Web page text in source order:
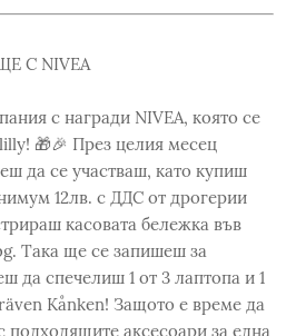
С NIVEA
с награди NIVEA, която се
🎁️🎉 През целия месец
да се участваш, като купиш
12лв. с ДДС от дрогерии
касовата бележка във
Така ще се запишеш за
да спечелиш 1 от 3 лаптопа и 1
Kånken! Защото е време да
аксесоари за една